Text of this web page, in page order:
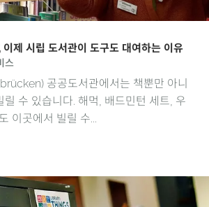
이제 시립 도서관이 도구도 대여하는 이유
스
공공도서관에서는 책뿐만 아니
릴 수 있습니다. 해먹, 배드민턴 세트, 우
이곳에서 빌릴 수...